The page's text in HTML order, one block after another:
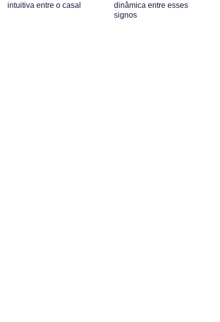
intuitiva entre o casal
dinâmica entre esses
signos